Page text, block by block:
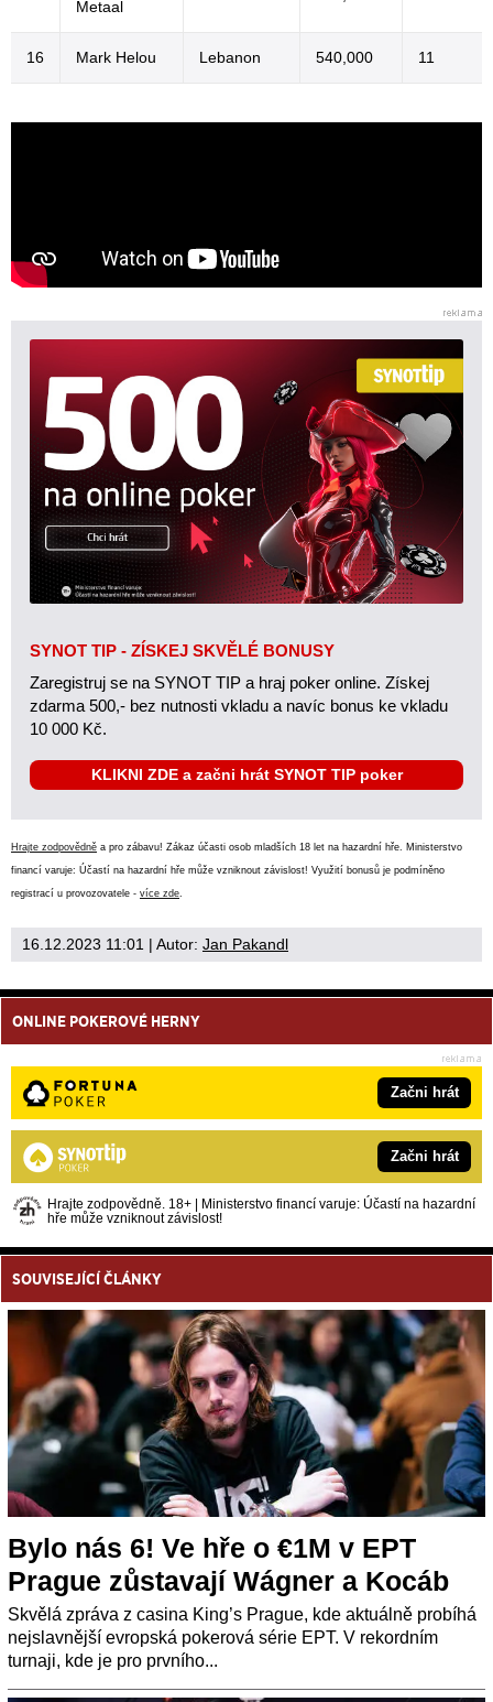
Metaal
16 Mark Helou Lebanon 540,000 11
SYNOT TIP - ZÍSKEJ SKVĚLÉ BONUSY
Zaregistruj se na SYNOT TIP a hraj poker online. Získej
zdarma 500,- bez nutnosti vkladu a navíc bonus ke vkladu
10 000 Kč.
KLIKNI ZDE a začni hrát SYNOT TIP poker
Hrajte zodpovědně a pro zábavu! Zákaz účasti osob mladších 18 let na hazardní hře. Ministerstvo
financí varuje: Účastí na hazardní hře může vzniknout závislost! Využití bonusů je podmíněno
registrací u provozovatele - více zde.
16.12.2023 11:01 | Autor: Jan Pakandl
ONLINE POKEROVÉ HERNY
Začni hrát
Začni hrát
Hrajte zodpovědně. 18+ | Ministerstvo financí varuje: Účastí na hazardní
hře může vzniknout závislost!
SOUVISEJÍCÍ ČLÁNKY
Bylo nás 6! Ve hře o €1M v EPT
Prague zůstavají Wágner a Kocáb
Skvělá zpráva z casina King’s Prague, kde aktuálně probíhá
nejslavnější evropská pokerová série EPT. V rekordním
turnaji, kde je pro prvního...